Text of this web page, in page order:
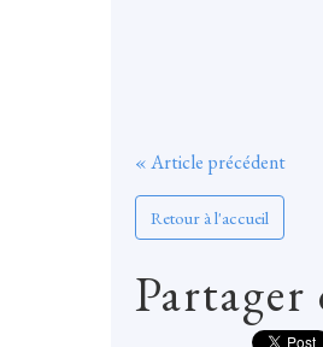
« Article précédent
Retour à l'accueil